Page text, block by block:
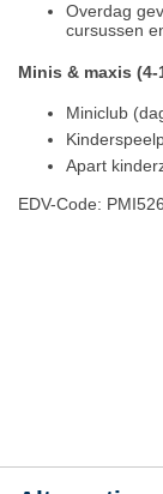
Overdag
cursussen
Minis & maxis (4-
Miniclub
Apart
EDV-Code: PMI526